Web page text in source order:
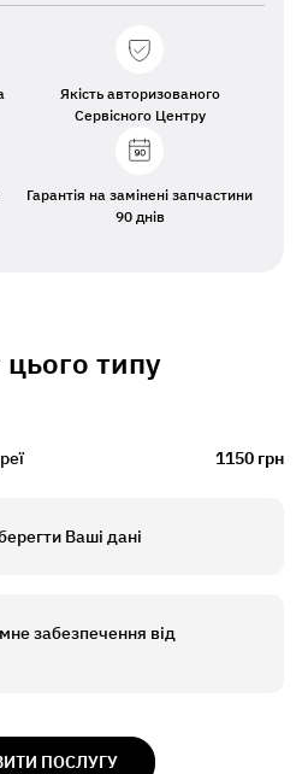
Якість авторизованого
Сервісного Центру
Гарантія на замінені запчастини
90 днів
цього типу
1150 грн
Ваші дані
забезпечення від
ПОСЛУГУ